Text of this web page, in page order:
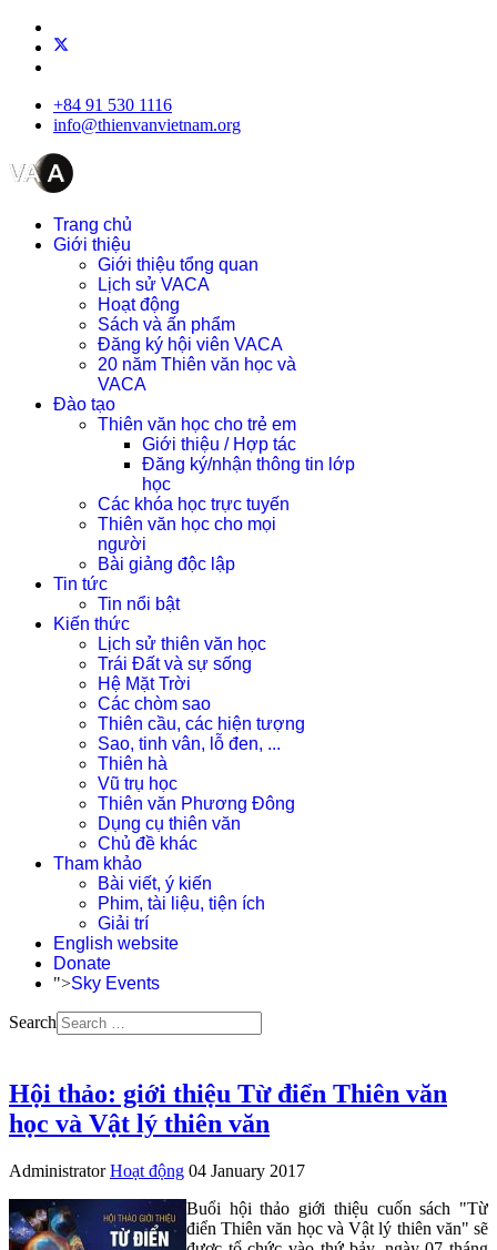
+84 91 530 1116
info@thienvanvietnam.org
Trang chủ
Giới thiệu
Giới thiệu tổng quan
Lịch sử VACA
Hoạt động
Sách và ấn phẩm
Đăng ký hội viên VACA
20 năm Thiên văn học và
VACA
Đào tạo
Thiên văn học cho trẻ em
Giới thiệu / Hợp tác
Đăng ký/nhận thông tin lớp
học
Các khóa học trực tuyến
Thiên văn học cho mọi
người
Bài giảng độc lập
Tin tức
Tin nổi bật
Kiến thức
Lịch sử thiên văn học
Trái Đất và sự sống
Hệ Mặt Trời
Các chòm sao
Thiên cầu, các hiện tượng
Sao, tinh vân, lỗ đen, ...
Thiên hà
Vũ trụ học
Thiên văn Phương Đông
Dụng cụ thiên văn
Chủ đề khác
Tham khảo
Bài viết, ý kiến
Phim, tài liệu, tiện ích
Giải trí
English website
Donate
">Sky Events
Search
Hội thảo: giới thiệu Từ điển Thiên văn
học và Vật lý thiên văn
Administrator Hoạt động 04 January 2017
Buổi hội thảo giới thiệu cuốn sách "Từ
điển Thiên văn học và Vật lý thiên văn" sẽ